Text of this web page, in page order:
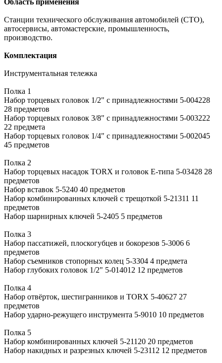
Станции технического обслуживания автомобилей (СТО),
автосервисы, автомастерские, промышленность,
производство.
Комплектация
Инструментальная тележка
Полка 1
Набор торцевых головок 1/2" с принадлежностями 5-004228
28 предметов
Набор торцевых головок 3/8" с принадлежностями 5-003222
22 предмета
Набор торцевых головок 1/4" с принадлежностями 5-002045
45 предметов
Полка 2
Набор торцевых насадок TORX и головок Е-типа 5-03428 28
предметов
Набор вставок 5-5240 40 предметов
Набор комбинированных ключей с трещоткой 5-21311 11
предметов
Набор шарнирных ключей 5-2405 5 предметов
Полка 3
Набор пассатижей, плоскогубцев и бокорезов 5-3006 6
предметов
Набор съемников стопорных колец 5-3304 4 предмета
Набор глубоких головок 1/2" 5-014012 12 предметов
Полка 4
Набор отвёрток, шестигранников и TORX 5-40627 27
предметов
Набор ударно-режущего инструмента 5-9010 10 предметов
Полка 5
Набор комбинированных ключей 5-21120 20 предметов
Набор накидных и разрезных ключей 5-23112 12 предметов